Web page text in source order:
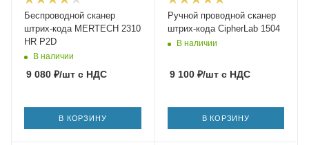
Беспроводной сканер
штрих-кода MERTECH 2310
HR P2D
В наличии
9 080 ₽/шт с НДС
В КОРЗИНУ
Ручной проводной сканер
штрих-кода CipherLab 1504
В наличии
9 100₽/штс НДС
В КОРЗИНУ